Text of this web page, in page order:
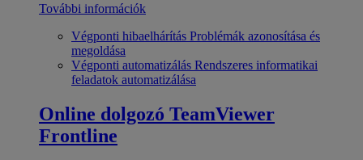
További információk
Végponti hibaelhárítás Problémák azonosítása és
megoldása
Végponti automatizálás Rendszeres informatikai
feladatok automatizálása
Online dolgozó TeamViewer
Frontline